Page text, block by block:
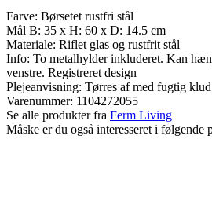
Farve: Børsetet rustfri stål
Mål B: 35 x H: 60 x D: 14.5 cm
Materiale: Riflet glas og rustfrit stål
Info: To metalhylder inkluderet. Kan
venstre. Registreret design
Plejeanvisning: Tørres af med fugtig klud
Varenummer: 1104272055
Se alle produkter fra Ferm Living
Måske er du også interesseret i følgende